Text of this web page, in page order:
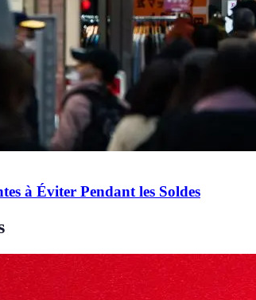
à Éviter Pendant les Soldes